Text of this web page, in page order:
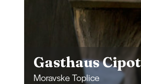
Gasthaus Cipot
Moravske Toplice